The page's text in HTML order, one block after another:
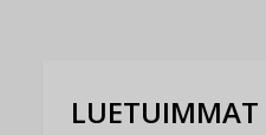
LUETUIMMAT